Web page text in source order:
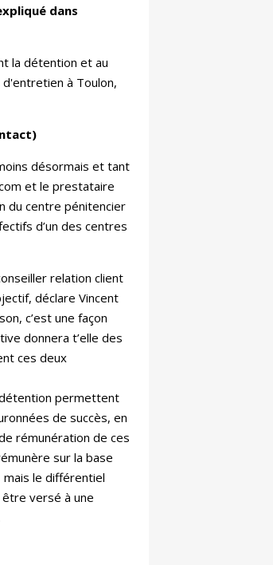
dans
la détention et au
à Toulon,
désormais et tant
et le prestataire
du centre pénitencier
d’un des centres
relation client
déclare Vincent
c’est une façon
donnera t’elle des
ces deux
permettent
de succès, en
rémunération de ces
sur la base
le différentiel
versé à une